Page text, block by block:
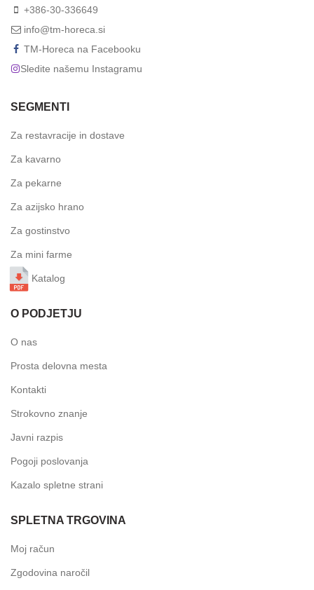
+386-30-336649
info@tm-horeca.si
TM-Horeca na Facebooku
Sledite našemu Instagramu
SEGMENTI
Za restavracije in dostave
Za kavarno
Za pekarne
Za azijsko hrano
Za gostinstvo
Za mini farme
Katalog
O PODJETJU
O nas
Prosta delovna mesta
Kontakti
Strokovno znanje
Javni razpis
Pogoji poslovanja
Kazalo spletne strani
SPLETNA TRGOVINA
Moj račun
Zgodovina naročil